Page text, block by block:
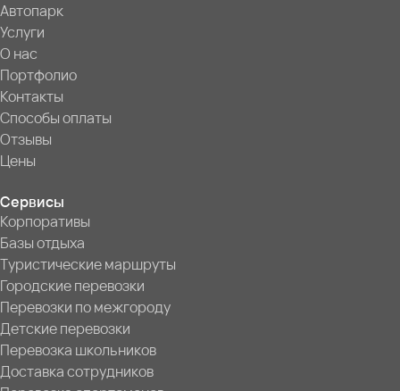
Автопарк
Услуги
О нас
Портфолио
Контакты
Способы оплаты
Отзывы
Цены
Сервисы
Корпоративы
Базы отдыха
Туристические маршруты
Городские перевозки
Перевозки по межгороду
Детские перевозки
Перевозка школьников
Доставка сотрудников